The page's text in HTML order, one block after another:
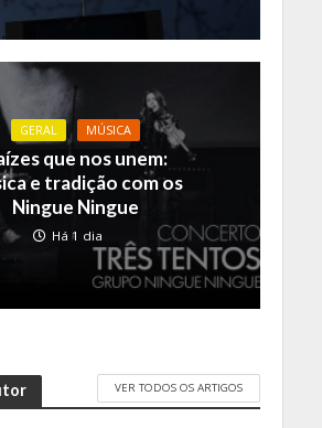
GERAL MÚSICA
que nos unem:
e tradição com os
Ningue Ningue
Há 1 dia
VER TODOS OS ARTIGOS